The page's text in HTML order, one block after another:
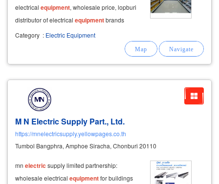
electrical equipment, wholesale price, lopburi
distributor of electrical equipmentbrands
philips, mitsubishielectric, panasonic,
schneider, siemens, haco, chang, racer, liton,
Category : Electric Equipment
M N Electric Supply Part., Ltd.
https://mnelectricsupply.yellowpages.co.th
Tumbol Bangphra, Amphoe Siracha, Chonburi 20110
mn electric supply limited partnership:
wholesale electrical equipmentfor buildings